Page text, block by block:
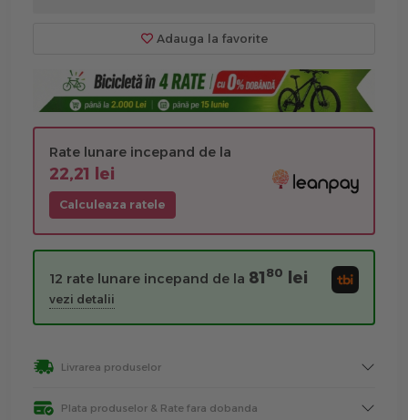
Adauga la favorite
Rate lunare incepand de la
22,21 lei
Calculeaza ratele
12 rate lunare incepand de la 8180 lei
vezi detalii
Livrarea produselor
Plata produselor & Rate fara dobanda